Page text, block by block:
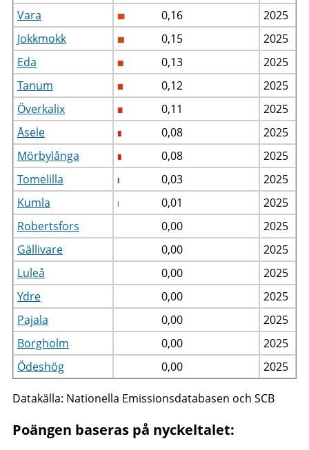
Vara
0,16
2025
Jokkmokk
0,15
2025
Eda
0,13
2025
Tanum
0,12
2025
Överkalix
0,11
2025
Åsele
0,08
2025
Mörbylånga
0,08
2025
Tomelilla
0,03
2025
Kumla
0,01
2025
Robertsfors
0,00
2025
Gällivare
0,00
2025
Luleå
0,00
2025
Ydre
0,00
2025
Pajala
0,00
2025
Borgholm
0,00
2025
Ödeshög
0,00 2025
Datakälla: Nationella Emissionsdatabasen och SCB
Poängen baseras på nyckeltalet: